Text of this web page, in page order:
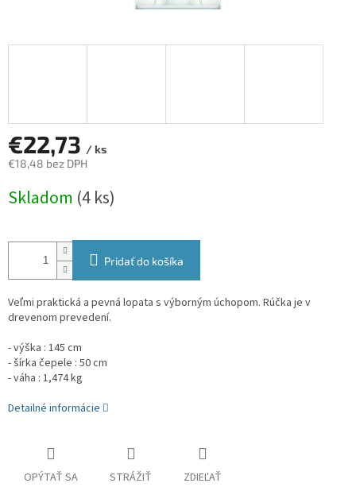
€22,73 / ks
€18,48 bez DPH
cena:
Skladom (4 ks)
Pridať do košíka
Veľmi praktická a pevná lopata s výborným úchopom. Rúčka je v
drevenom prevedení.
- výška : 145 cm
- šírka čepele : 50 cm
- váha : 1,474 kg
Detailné informácie
OPÝTAŤ SA STRÁŽIŤ ZDIEĽAŤ